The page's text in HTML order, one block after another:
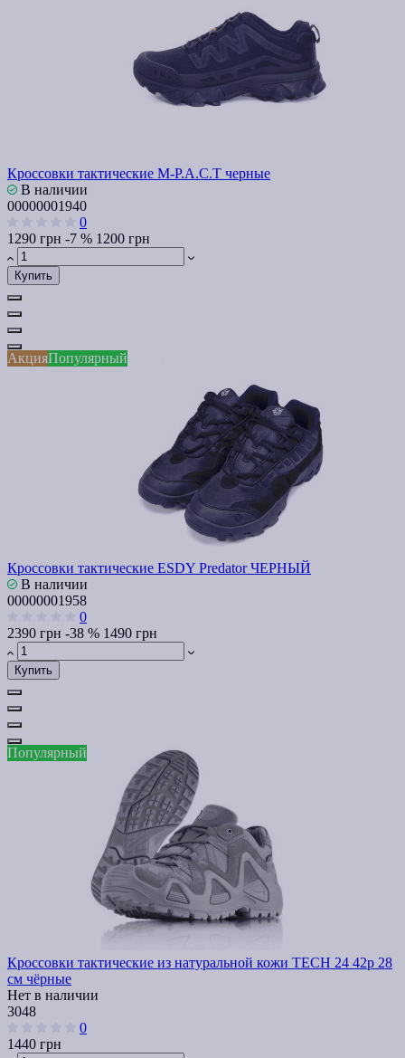
Кроссовки тактические M-P.A.C.T черные
В наличии
00000001940
0
1290 грн -7 % 1200 грн
Купить
АкцияПопулярный
Кроссовки тактические ESDY Predator ЧЕРНЫЙ
В наличии
00000001958
0
2390 грн -38 % 1490 грн
Купить
Популярный
Кроссовки тактические из натуральной кожи TECH 24 42р 28
см чёрные
Нет в наличии
3048
0
1440 грн